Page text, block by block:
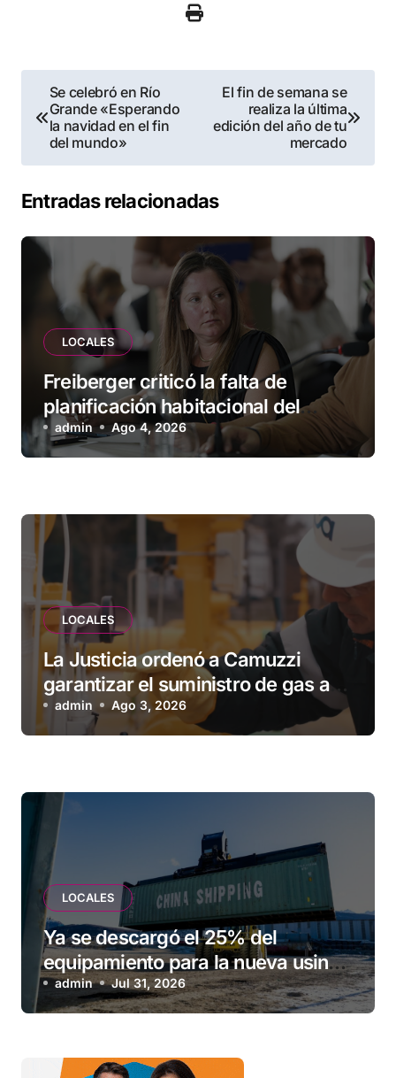
Navegación
de
entradas
Se celebró en Río
Grande «Esperando
la navidad en el fin
del mundo»
El fin de semana se
realiza la última
edición del año de tu
mercado
Entradas relacionadas
LOCALES
Freiberger criticó la falta de
planificación habitacional del
Municipio: “Vuoto deja afuera a
vecinos que llevan más de 20 años
admin Ago 4, 2026
LOCALES
La Justicia ordenó a Camuzzi
garantizar el suministro de gas a
una familia de Tolhuin
admin Ago 3, 2026
LOCALES
Ya se descargó el 25% del
equipamiento para la nueva usina
de Ushuaia
admin Jul 31, 2026